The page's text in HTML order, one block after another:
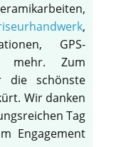
,
GPS-
mehr. Zum
die schönste
Wir danken
Tag
Engagement